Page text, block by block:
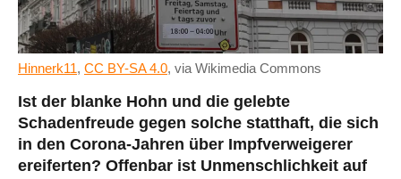
Hinnerk11, CC BY-SA 4.0, via Wikimedia Commons
Ist der blanke Hohn und die gelebte
Schadenfreude gegen solche statthaft, die sich
in den Corona-Jahren über Impfverweigerer
ereiferten? Offenbar ist Unmenschlichkeit auf